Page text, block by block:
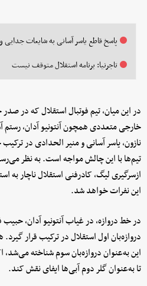
پاسخ قاطع یاسر آسانی به شایعات جدایی
تاجرنیا: برنامه استقلال متوقف نیست
در این میان، تیم فوتبال استقلال که در صدر
خارجی متعددی همچون آنتونیو آدان، رستم
نازون، یاسر آسانی و منیر الحدادی در
تیم‌ها با این چالش مواجه است. به نظر
ازسرگیری لیگ، کادرفنی استقلال ناچار به
این نفرات خواهد شد.
در خط دروازه، در غیاب آنتونیو آدان،
دروازه‌بان اول استقلال در ترکیب قرار
این به‌عنوان دروازه‌بان سوم شناخته
تا به‌عنوان گلر دوم آبی‌ها ایفای نقش کند.